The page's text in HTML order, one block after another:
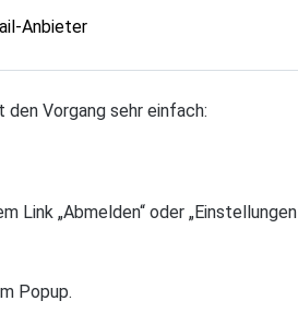
Anbieter
Vorgang sehr einfach:
Link „Abmelden“ oder „Einstellungen
Popup.